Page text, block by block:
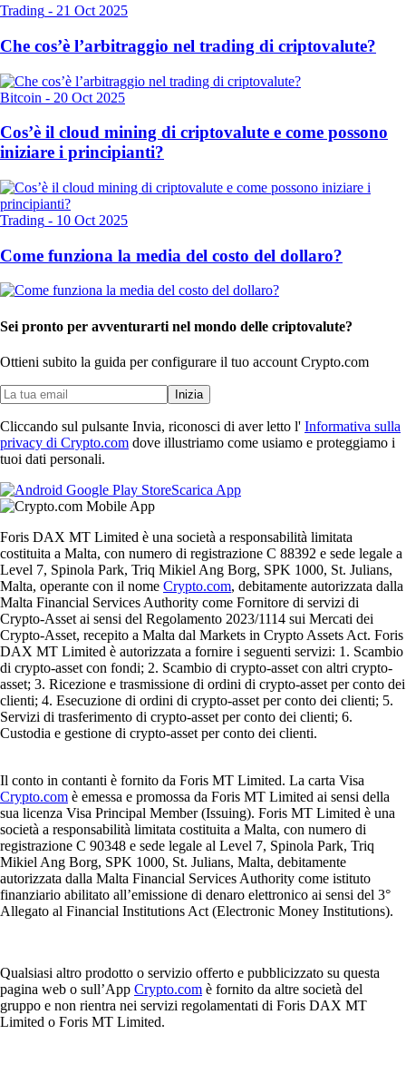
Trading - 21 Oct 2025
Che cos’è l’arbitraggio nel trading di criptovalute?
Bitcoin - 20 Oct 2025
Cos’è il cloud mining di criptovalute e come possono
iniziare i principianti?
Trading - 10 Oct 2025
Come funziona la media del costo del dollaro?
Sei pronto per avventurarti nel mondo delle criptovalute?
Ottieni subito la guida per configurare il tuo account Crypto.com
Inizia
Cliccando sul pulsante Invia, riconosci di aver letto l' Informativa sulla
privacy di Crypto.com dove illustriamo come usiamo e proteggiamo i
tuoi dati personali.
Scarica App
Foris DAX MT Limited è una società a responsabilità limitata
costituita a Malta, con numero di registrazione C 88392 e sede legale a
Level 7, Spinola Park, Triq Mikiel Ang Borg, SPK 1000, St. Julians,
Malta, operante con il nome Crypto.com, debitamente autorizzata dalla
Malta Financial Services Authority come Fornitore di servizi di
Crypto-Asset ai sensi del Regolamento 2023/1114 sui Mercati dei
Crypto-Asset, recepito a Malta dal Markets in Crypto Assets Act. Foris
DAX MT Limited è autorizzata a fornire i seguenti servizi: 1. Scambio
di crypto-asset con fondi; 2. Scambio di crypto-asset con altri crypto-
asset; 3. Ricezione e trasmissione di ordini di crypto-asset per conto dei
clienti; 4. Esecuzione di ordini di crypto-asset per conto dei clienti; 5.
Servizi di trasferimento di crypto-asset per conto dei clienti; 6.
Custodia e gestione di crypto-asset per conto dei clienti.
Il conto in contanti è fornito da Foris MT Limited. La carta Visa
Crypto.com è emessa e promossa da Foris MT Limited ai sensi della
sua licenza Visa Principal Member (Issuing). Foris MT Limited è una
società a responsabilità limitata costituita a Malta, con numero di
registrazione C 90348 e sede legale al Level 7, Spinola Park, Triq
Mikiel Ang Borg, SPK 1000, St. Julians, Malta, debitamente
autorizzata dalla Malta Financial Services Authority come istituto
finanziario abilitato all’emissione di denaro elettronico ai sensi del 3°
Allegato al Financial Institutions Act (Electronic Money Institutions).
Qualsiasi altro prodotto o servizio offerto e pubblicizzato su questa
pagina web o sull’App Crypto.com è fornito da altre società del
gruppo e non rientra nei servizi regolamentati di Foris DAX MT
Limited o Foris MT Limited.